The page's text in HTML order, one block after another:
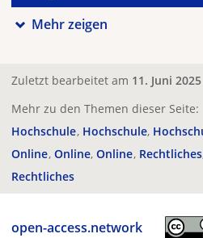
Mehr zeigen
Zuletzt bearbeitet am 11. Juni 2025
Mehr zu den Themen dieser Seite:
Hochschule Hochschule
Online Online Online
Rechtliches
open-access.network